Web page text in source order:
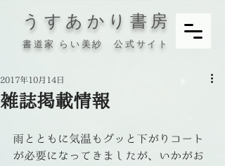
うすあかり書房
書道家 らい美紗 公式サイト
雑誌掲載情報
2017年10月14日
雨とともに気温もグッと下がりコート
が必要になってきましたが、いかがお